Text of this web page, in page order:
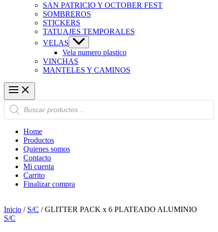
SAN PATRICIO Y OCTOBER FEST
SOMBREROS
STICKERS
TATUAJES TEMPORALES
VELAS
Vela numero plastico
VINCHAS
MANTELES Y CAMINOS
Búsqueda
de
productos
Home
Productos
Quienes somos
Contacto
Mi cuenta
Carrito
Finalizar compra
Inicio / S/C / GLITTER PACK x 6 PLATEADO ALUMINIO
S/C